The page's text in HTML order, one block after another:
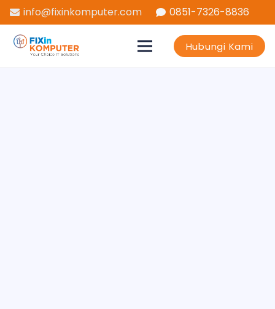
info@fixinkomputer.com 0851-7326-8836
Hubungi Kami